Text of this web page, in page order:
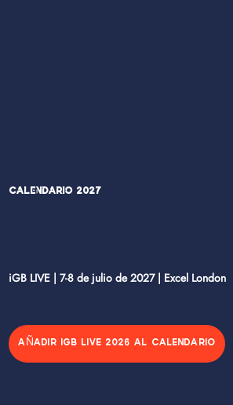
Calendario 2027
iGB LIVE | 7-8 de julio de 2027 | Excel London
AÑADIR IGB LIVE 2026 AL CALENDARIO